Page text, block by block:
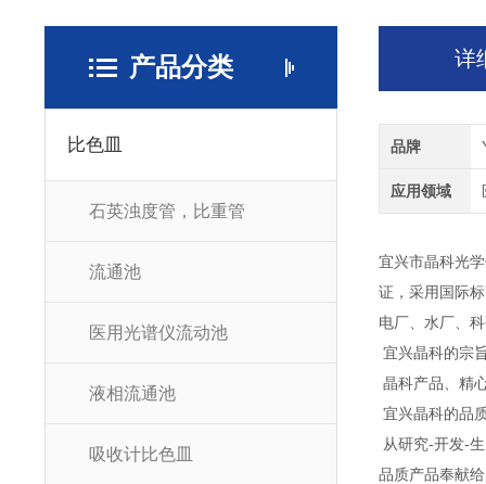
产品分类
比色皿
石英浊度管，比重管
流通池
医用光谱仪流动池
液相流通池
吸收计比色皿
详
品牌
应用领域
宜兴市晶科光
证，采用国际
电厂、水厂、
宜兴晶科的宗
晶科产品、精
宜兴晶科的品
从研究-开发-
品质产品奉献